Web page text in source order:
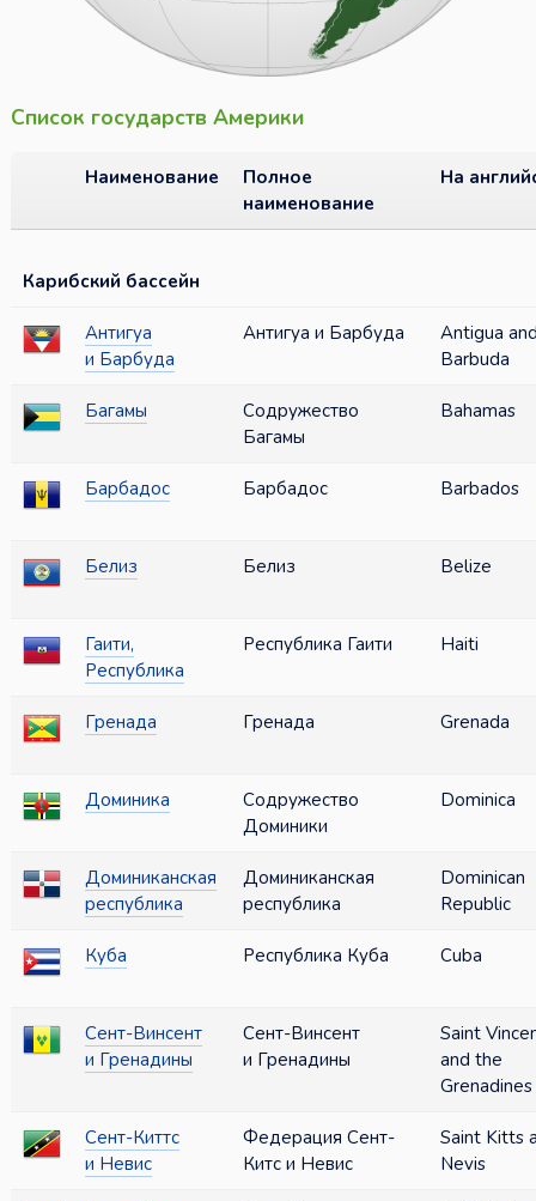
Список государств Америки
Наименование
Полное
наименование
На
Карибский бассейн
Антигуа
и Барбуда
Антигуа и Барбуда
Antigua
Barbuda
Багамы
Содружество
Багамы
Bahamas
Барбадос Барбадос Barbados
Белиз Белиз Belize
Гаити,
Республика
Республика Гаити Haiti
Гренада Гренада Grenada
Доминика
Содружество
Доминики
Dominica
Доминиканская
республика
Доминиканская
республика
Dominican
Republic
Куба Республика Куба Cuba
Сент-Винсент
и Гренадины
Сент-Винсент
и Гренадины
Saint
and the
Grenadines
Сент-Киттс
и Невис
Федерация Сент-
Китс и Невис
Saint Kitts
Nevis